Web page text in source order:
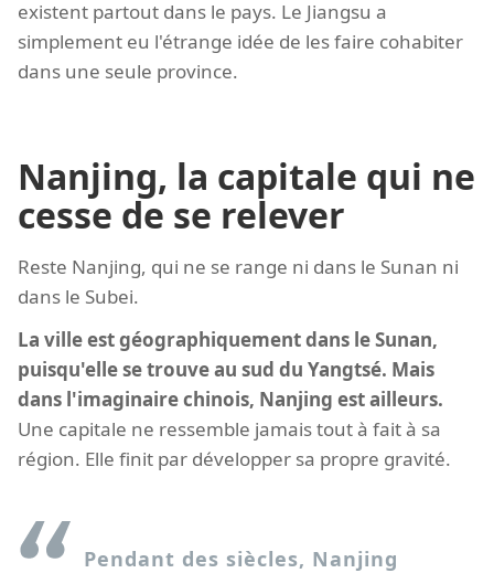
existent partout dans le pays. Le Jiangsu a
simplement eu l'étrange idée de les faire cohabiter
dans une seule province.
Nanjing, la capitale qui ne
cesse de se relever
Reste Nanjing, qui ne se range ni dans le Sunan ni
dans le Subei.
La ville est géographiquement dans le Sunan,
puisqu'elle se trouve au sud du Yangtsé. Mais
dans l'imaginaire chinois, Nanjing est ailleurs.
Une capitale ne ressemble jamais tout à fait à sa
région. Elle finit par développer sa propre gravité.
Pendant des siècles, Nanjing